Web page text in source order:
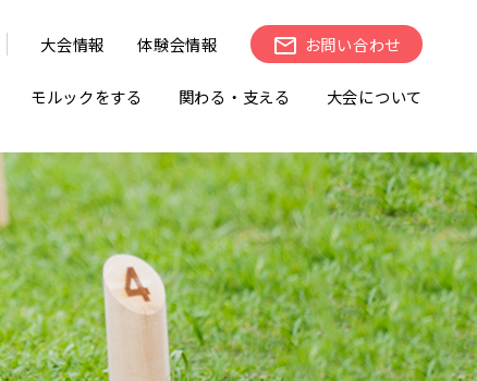
大会情報 体験会情報 お問い合わせ
モルックをする 関わる・支える 大会について